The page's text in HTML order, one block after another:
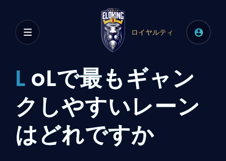
ロイヤルティ
L oLで最もギャン
クしやすいレーン
はどれですか